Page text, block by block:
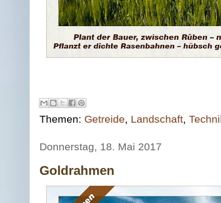
Themen: Getreide, Landschaft,
Donnerstag, 18. Mai 2017
Goldrahmen